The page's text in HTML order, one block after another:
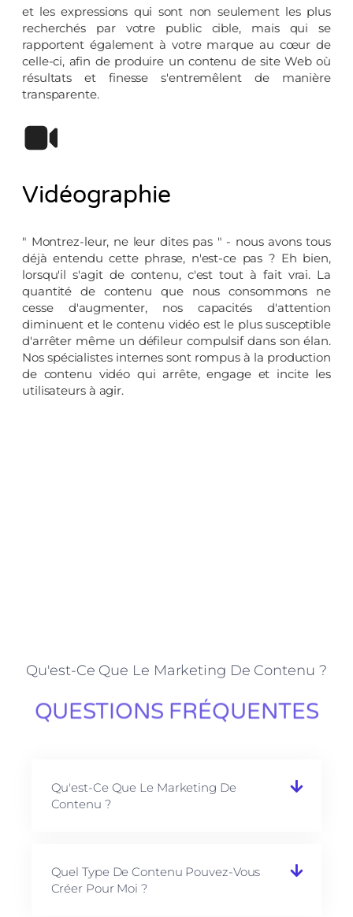
et les expressions qui sont non seulement les plus
recherchés par votre public cible, mais qui se
rapportent également à votre marque au cœur de
celle-ci, afin de produire un contenu de site Web où
résultats et finesse s'entremêlent de manière
transparente.
Vidéographie
" Montrez-leur, ne leur dites pas " - nous avons tous
déjà entendu cette phrase, n'est-ce pas ? Eh bien,
lorsqu'il s'agit de contenu, c'est tout à fait vrai. La
quantité de contenu que nous consommons ne
cesse d'augmenter, nos capacités d'attention
diminuent et le contenu vidéo est le plus susceptible
d'arrêter même un défileur compulsif dans son élan.
Nos spécialistes internes sont rompus à la production
de contenu vidéo qui arrête, engage et incite les
utilisateurs à agir.
Qu'est-Ce Que Le Marketing De Contenu ?
QUESTIONS FRÉQUENTES
Qu'est-Ce Que Le Marketing De
Contenu ?
Quel Type De Contenu Pouvez-Vous
Créer Pour Moi ?